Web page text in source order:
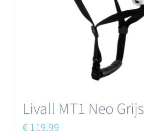
Livall MT1 Neo Grijs
€119,99